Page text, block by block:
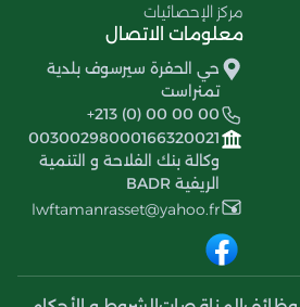
مركز الإحصائيات
معلومات الاتصال
حي الحفرة سيرسوف بلدية
تمنراست
+213 (0) 00 00 00
00300298000166320021
وكالة بنك الفلاحة و التنمية
الريفية BADR
lwftamanrasset@yahoo.fr